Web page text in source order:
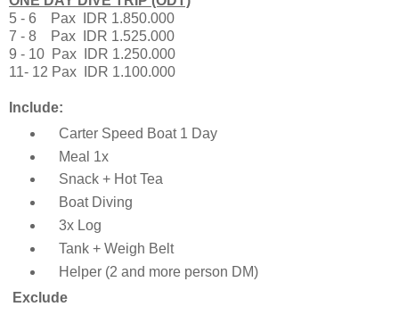
5 - 6 Pax IDR 1.850.000
7 - 8 Pax IDR 1.525.000
9 - 10 Pax IDR 1.250.000
11- 12 Pax IDR 1.100.000
Include:
Carter Speed Boat 1 Day
Meal 1x
Snack + Hot Tea
Boat Diving
3x Log
Tank + Weigh Belt
Helper (2 and more person DM)
Exclude